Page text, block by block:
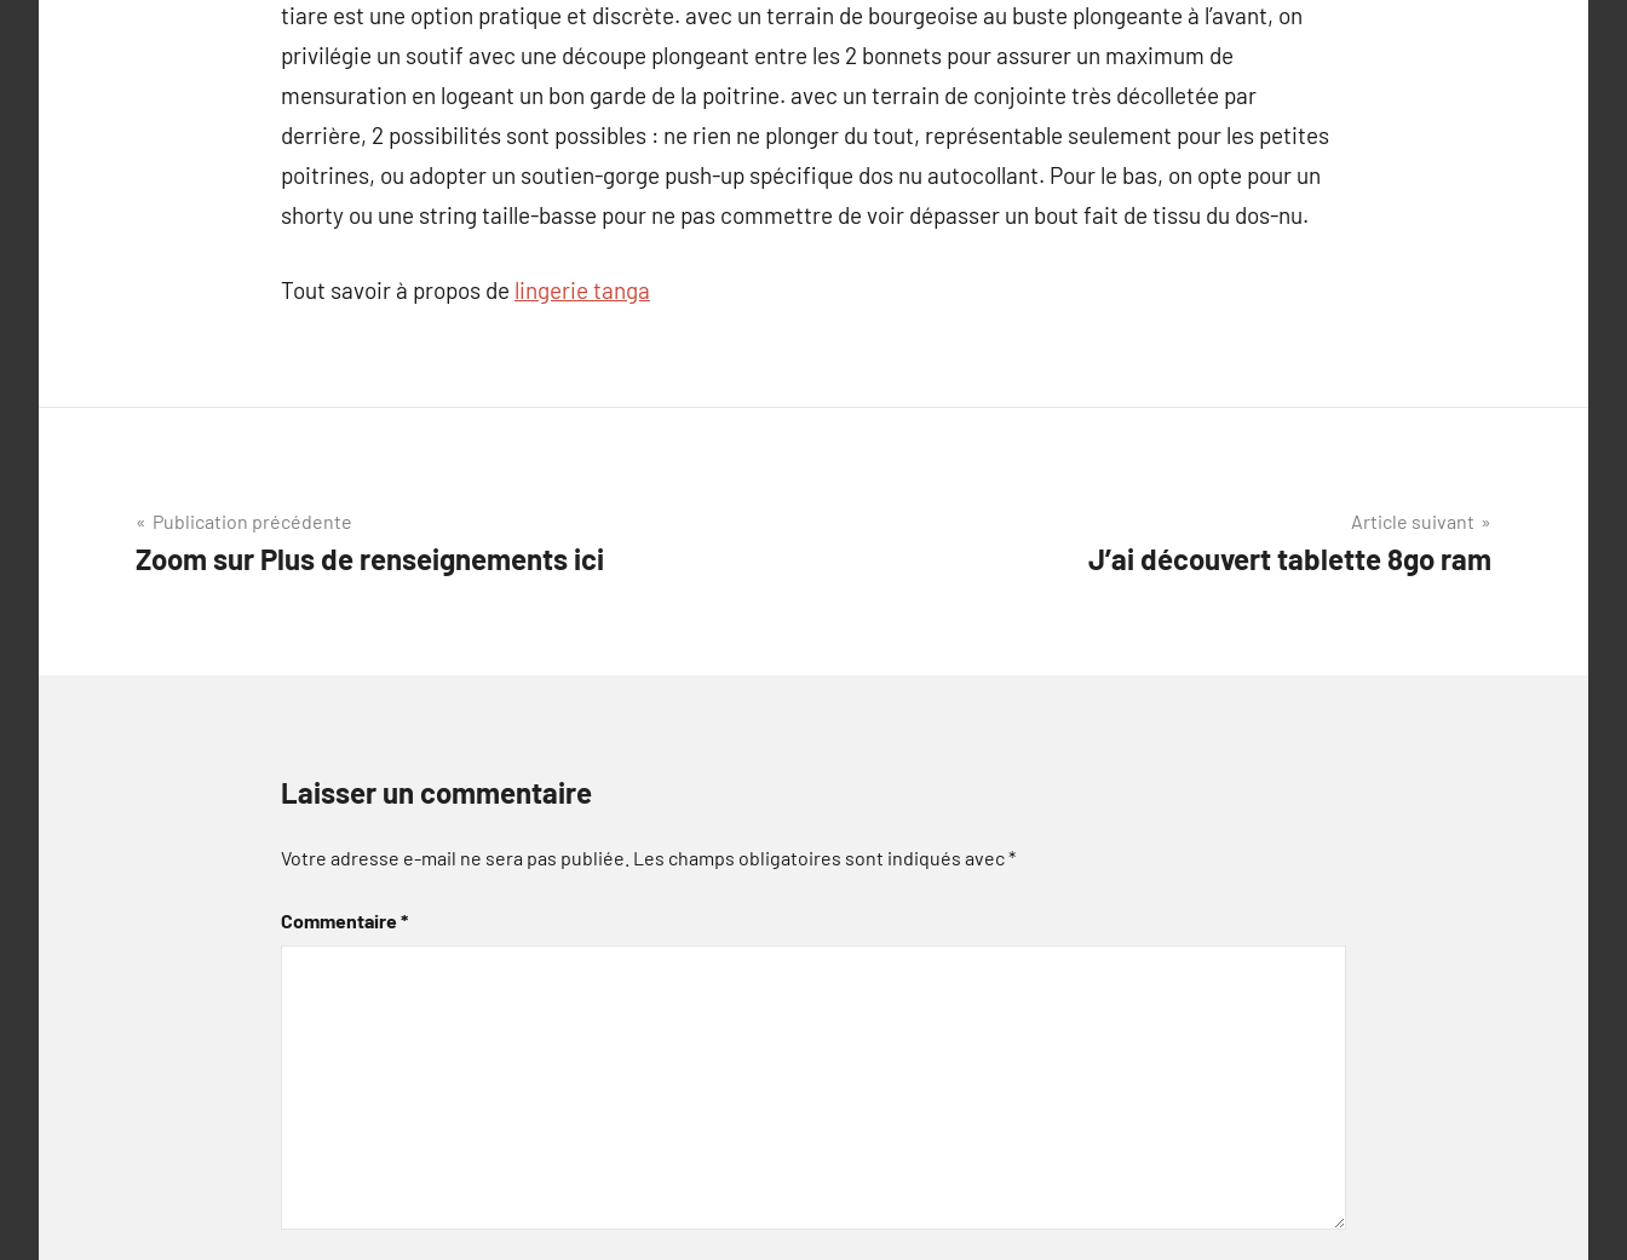
tiare est une option pratique et discrète. avec un terrain de bourgeoise au buste plongeante à l’avant, on
privilégie un soutif avec une découpe plongeant entre les 2 bonnets pour assurer un maximum de
mensuration en logeant un bon garde de la poitrine. avec un terrain de conjointe très décolletée par
derrière, 2 possibilités sont possibles : ne rien ne plonger du tout, représentable seulement pour les petites
poitrines, ou adopter un soutien-gorge push-up spécifique dos nu autocollant. Pour le bas, on opte pour un
shorty ou une string taille-basse pour ne pas commettre de voir dépasser un bout fait de tissu du dos-nu.
Tout savoir à propos de lingerie tanga
Navigation
de
Publication précédente
Zoom sur Plus de renseignements ici
Article suivant
J’ai découvert tablette 8go ram
Laisser un commentaire
Votre adresse e-mail ne sera pas publiée. Les champs obligatoires sont indiqués avec*
Commentaire*